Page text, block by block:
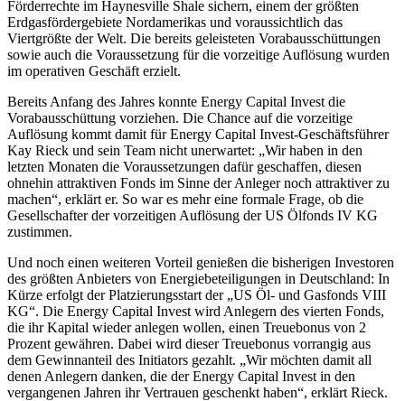
Förderrechte im Haynesville Shale sichern, einem der größten
Erdgasfördergebiete Nordamerikas und voraussichtlich das
Viertgrößte der Welt. Die bereits geleisteten Vorabausschüttungen
sowie auch die Voraussetzung für die vorzeitige Auflösung wurden
im operativen Geschäft erzielt.
Bereits Anfang des Jahres konnte Energy Capital Invest die
Vorabausschüttung vorziehen. Die Chance auf die vorzeitige
Auflösung kommt damit für Energy Capital Invest-Geschäftsführer
Kay Rieck und sein Team nicht unerwartet: „Wir haben in den
letzten Monaten die Voraussetzungen dafür geschaffen, diesen
ohnehin attraktiven Fonds im Sinne der Anleger noch attraktiver zu
machen“, erklärt er. So war es mehr eine formale Frage, ob die
Gesellschafter der vorzeitigen Auflösung der US Ölfonds IV KG
zustimmen.
Und noch einen weiteren Vorteil genießen die bisherigen Investoren
des größten Anbieters von Energiebeteiligungen in Deutschland: In
Kürze erfolgt der Platzierungsstart der „US Öl- und Gasfonds VIII
KG“. Die Energy Capital Invest wird Anlegern des vierten Fonds,
die ihr Kapital wieder anlegen wollen, einen Treuebonus von 2
Prozent gewähren. Dabei wird dieser Treuebonus vorrangig aus
dem Gewinnanteil des Initiators gezahlt. „Wir möchten damit all
denen Anlegern danken, die der Energy Capital Invest in den
vergangenen Jahren ihr Vertrauen geschenkt haben“, erklärt Rieck.